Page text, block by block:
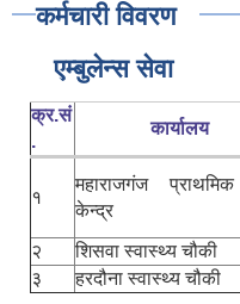
कर्मचारी विवरण
एम्बुलेन्स सेवा
क्र.सं
.
कार्यालय
१
महाराजगंज
केन्द्र
२
शिसवा स्वास्थ्य चौकी
३
हरदौना स्वास्थ्य चौकी